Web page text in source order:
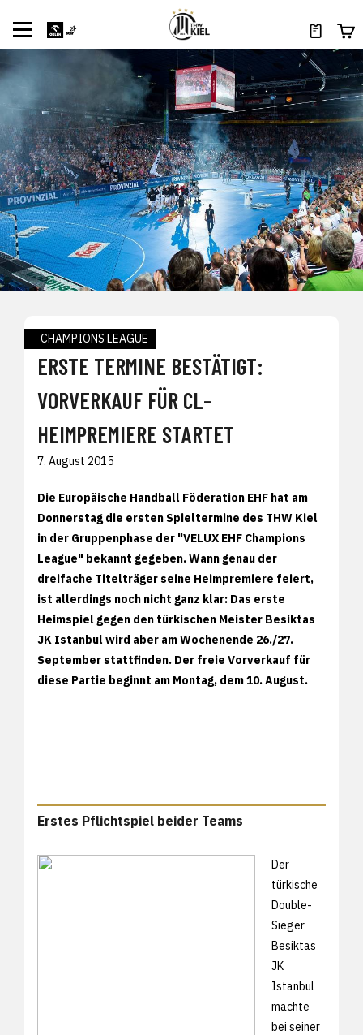
CHAMPIONS LEAGUE
ERSTE TERMINE BESTÄTIGT:
VORVERKAUF FÜR CL-
HEIMPREMIERE STARTET
7. August 2015
Die Europäische Handball Föderation EHF hat am
Donnerstag die ersten Spieltermine des THW Kiel
in der Gruppenphase der "VELUX EHF Champions
League" bekannt gegeben. Wann genau der
dreifache Titelträger seine Heimpremiere feiert,
ist allerdings noch nicht ganz klar: Das erste
Heimspiel gegen den türkischen Meister Besiktas
JK Istanbul wird aber am Wochenende 26./27.
September stattfinden. Der freie Vorverkauf für
diese Partie beginnt am Montag, dem 10. August.
Erstes Pflichtspiel beider Teams
Der
türkische
Double-
Sieger
Besiktas
JK
Istanbul
machte
bei seiner